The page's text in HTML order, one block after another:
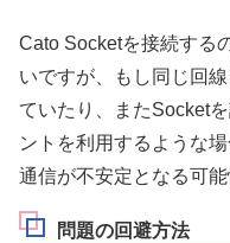
Cato Socketを接続する
いですが、もし同じ回
ていたり、またSocket
ントを利用するような
通信が不安定となる可能
問題の回避方法